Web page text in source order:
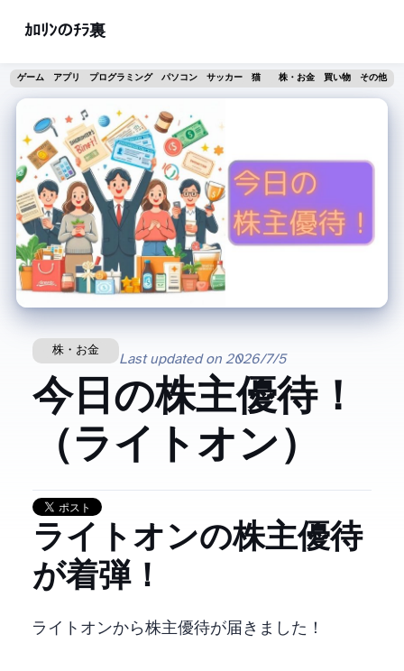
ｶﾛﾘﾝのﾁﾗ裏
ゲーム アプリ プログラミング パソコン サッカー 猫 株・お金 買い物 その他
株・お金
Last updated on 2026/7/5
今日の株主優待！
（7445 ライトオン）
7445 ライトオンの株主優待
が着弾！
7445 ライトオンから株主優待が届きました！